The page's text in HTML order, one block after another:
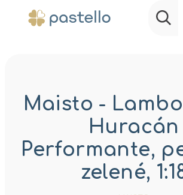
Maisto -
Huracán
Performante,
zelené,